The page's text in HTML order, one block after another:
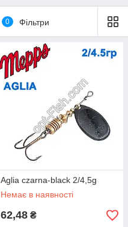
0 Фільтри
Aglia czarna-black 2/4,5g
Немає в наявності
62,48 ₴